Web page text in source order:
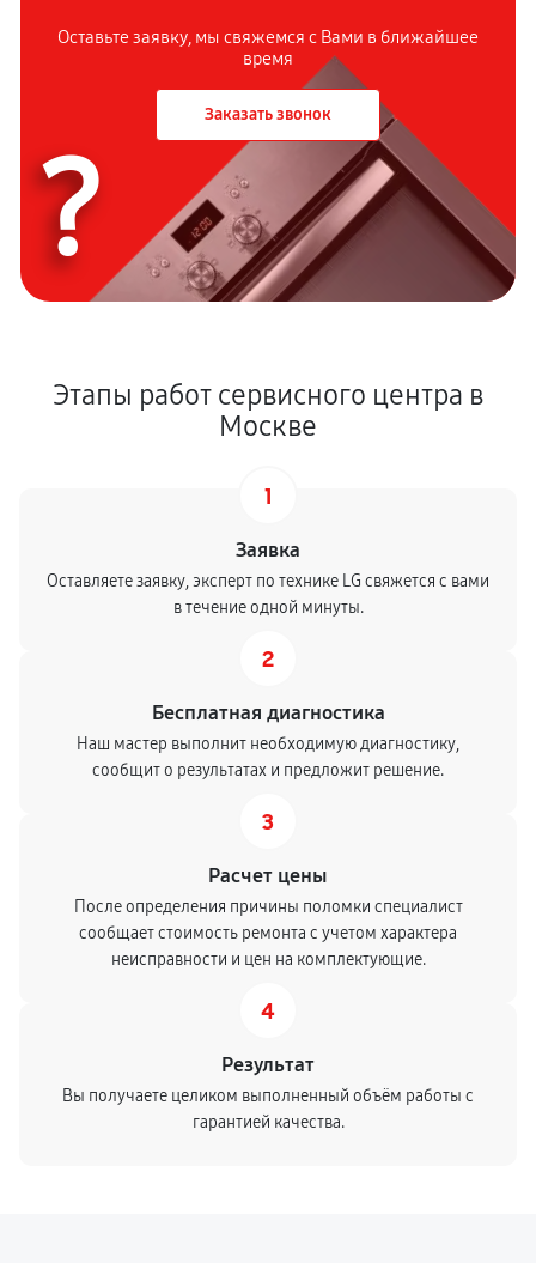
Оставьте заявку, мы свяжемся с Вами в ближайшее
время
Заказать звонок
?
Этапы работ сервисного центра в
Москве
1
Заявка
Оставляете заявку, эксперт по технике LG свяжется с вами
в течение одной минуты.
2
Бесплатная диагностика
Наш мастер выполнит необходимую диагностику,
сообщит о результатах и предложит решение.
3
Расчет цены
После определения причины поломки специалист
сообщает стоимость ремонта с учетом характера
неисправности и цен на комплектующие.
4
Результат
Вы получаете целиком выполненный объём работы с
гарантией качества.